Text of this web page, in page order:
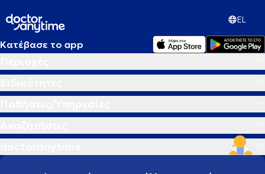
EL
Κατέβασε το app